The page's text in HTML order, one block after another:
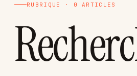
RUBRIQUE · 0 ARTICLES